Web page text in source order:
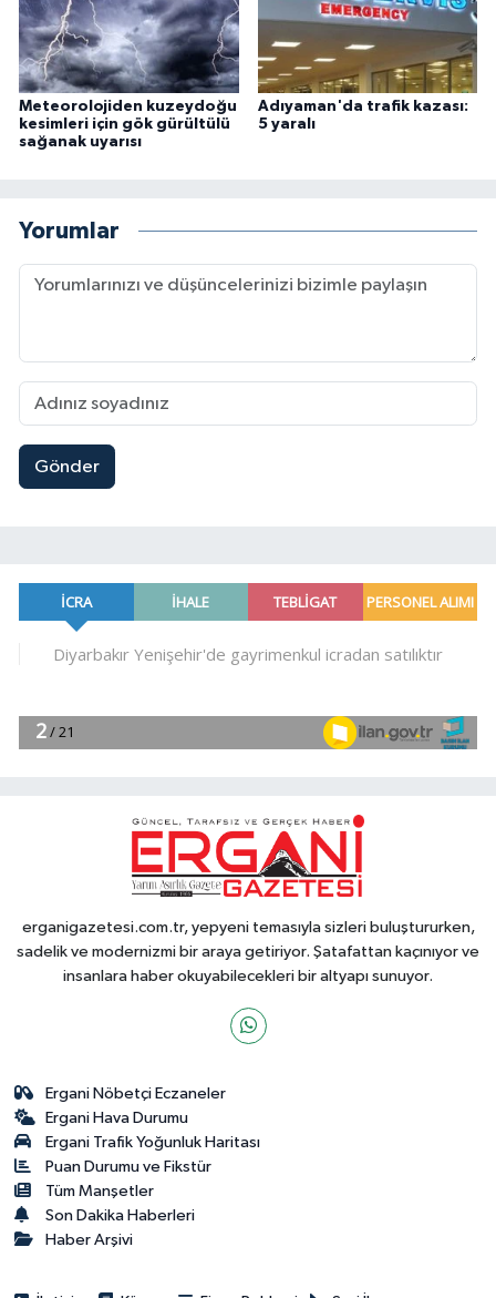
Meteorolojiden kuzeydoğu
kesimleri için gök gürültülü
sağanak uyarısı
Adıyaman'da trafik kazası:
5 yaralı
Yorumlar
Gönder
erganigazetesi.com.tr, yepyeni temasıyla sizleri buluştururken,
sadelik ve modernizmi bir araya getiriyor. Şatafattan kaçınıyor ve
insanlara haber okuyabilecekleri bir altyapı sunuyor.
Ergani Nöbetçi Eczaneler
Ergani Hava Durumu
Ergani Trafik Yoğunluk Haritası
Puan Durumu ve Fikstür
Tüm Manşetler
Son Dakika Haberleri
Haber Arşivi